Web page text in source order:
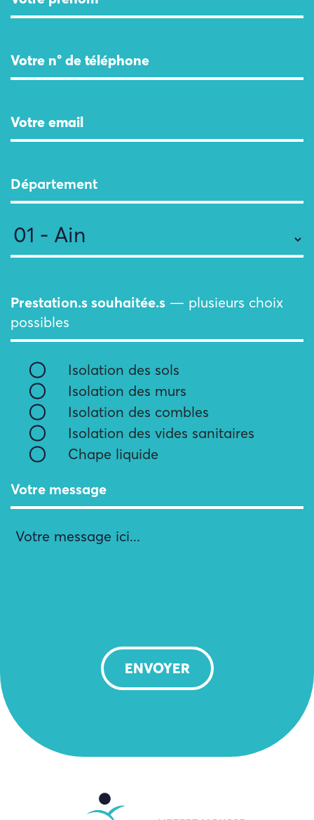
Département
Prestation.s souhaitée.s — plusieurs choix
possibles
Isolation des sols
Isolation des murs
Isolation des combles
Isolation des vides sanitaires
Chape liquide
Votre message